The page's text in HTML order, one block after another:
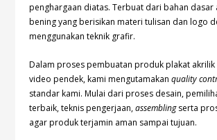
penghargaan diatas. Terbuat dari bahan dasar
bening yang berisikan materi tulisan dan logo
menggunakan teknik grafir.
Dalam proses pembuatan produk plakat
video pendek, kami mengutamakanquality
standar kami. Mulai dari proses desain,
terbaik, teknis pengerjaan,assemblingserta
agar produk terjamin aman sampai tujuan.